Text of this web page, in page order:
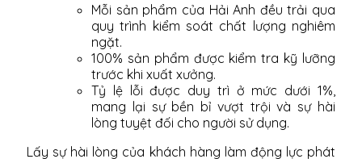
Mỗi sản phẩm của Hải Anh đều trải qua
quy trình kiểm soát chất lượng nghiêm
ngặt.
100% sản phẩm được kiểm tra kỹ lưỡng
trước khi xuất xưởng.
Tỷ lệ lỗi được duy trì ở mức dưới 1%,
mang lại sự bền bỉ vượt trội và sự hài
lòng tuyệt đối cho người sử dụng.
Lấy sự hài lòng của khách hàng làm động lực phát